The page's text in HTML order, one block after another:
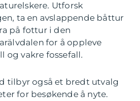
Utforsk
ta en avslappende båttur
på fottur i den
for å oppleve
og vakre fossefall.
tilbyr også et bredt utvalg
for besøkende å nyte.